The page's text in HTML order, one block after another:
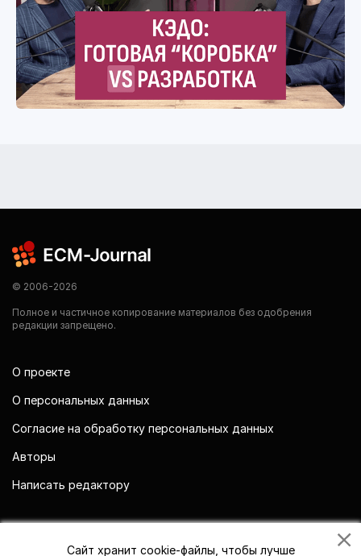
© 2006-2026
Полное и частичное копирование материалов без одобрения
редакции запрещено.
О проекте
О персональных данных
Согласие на обработку персональных данных
Авторы
Написать редактору
Сайт хранит cookie-файлы, чтобы лучше